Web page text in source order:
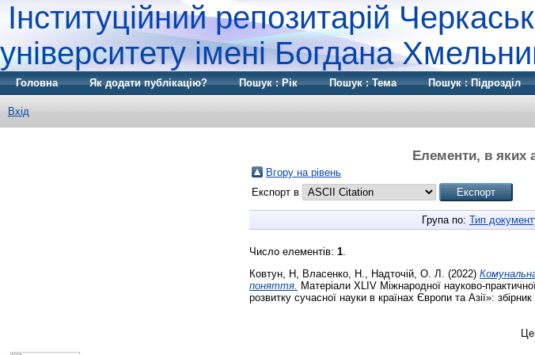
Інституційний репозитарій
університету імені Богдана
Головна Як додати публікацію? Пошук : Рік Пошук : Тема Пошук : Підрозділ
Вхід
Елементи, в яких
Вгору на рівень
Експорт в
Група по: Тип
Число елементів: 1
Ковтун, Н Власенко, Н. Надточій, О. Л. (2022)
поняття. Матеріали XLІV Міжнародної науково-
розвитку сучасної науки в країнах Європи та Азії»: